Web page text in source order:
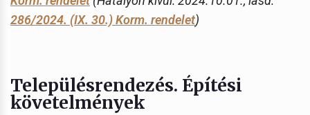
286/2024. (IX. 30.) Korm. rendelet)
Településrendezés. Építési
követelmények